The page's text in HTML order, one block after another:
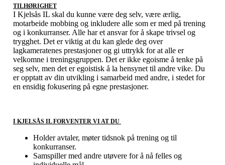
TILHØRIGHET
I Kjelsås IL skal du kunne være deg selv, være ærlig,
motarbeide mobbing og inkludere alle som er med på trening
og i konkurranser. Alle har et ansvar for å skape trivsel og
trygghet. Det er viktig at du kan glede deg over
lagkameratenes prestasjoner og gi uttrykk for at alle er
velkomne i treningsgruppen. Det er ikke egoisme å tenke på
seg selv, men det er egoistisk å la hensynet til andre vike. Du
er opptatt av din utvikling i samarbeid med andre, i stedet for
en ensidig fokusering på egne prestasjoner.
I KJELSÅS IL FORVENTER VI AT DU
Holder avtaler, møter tidsnok på trening og til
konkurranser.
Samspiller med andre utøvere for å nå felles og